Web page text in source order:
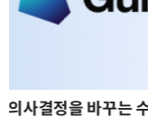
AI 핀옵스 실전 세